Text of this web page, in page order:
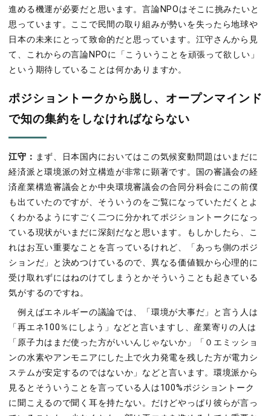
進める機運が必要だと思います。言論NPOはそこに挑みたいと
思っています。ここで民間の取り組みが勢いを失ったら地球や
日本の未来にとって致命的だと思っています。江守さんから見
て、これからの言論NPOに「こういうことを頑張って欲しい」
という期待していることは何かありますか。
ポジショントークから脱し、オープンマインド
で知の集約をしなければならない
江守： まず、日本国内においてはこの気候変動問題はいまだに
経済派と環境派の対立構造が非常に顕著です。国の審議会の経
済産業構造審議会とか中央環境審議会の合同分科会にこの前僕
も出ていたのですが、そういうのをご覧になっていただくとよ
くわかるようにすごく二つに分かれてポジショントークになっ
ている現状がいまだに深刻だなと思います。もしかしたら、こ
れはお互い重要なことを言っているけれど、「あっち側のポジ
ションだ」と決めつけているので、異なる価値観から心理的に
受け取れずにはねのけてしまうとかそういうことも起きている
気がするのですね。
例えばエネルギーの議論では、「環境が大事だ」と言う人は
「再エネ100％にしよう」などと言いますし、産業寄りの人は
「原子力はまだ使った方がいいんじゃないか」「０エミッショ
ンの水素やアンモニアにした上で火力発電を残した方が電力シ
ステムが安定するのではないか」などと言います。環境派から
見るとそういうことを言っている人は100%ポジショントーク
に聞こえるので聞く耳を持たない。だけどやっぱり彼らが言っ